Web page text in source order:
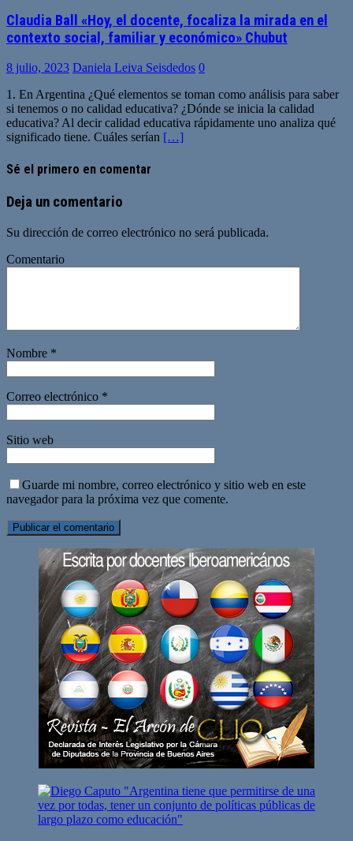
Claudia Ball «Hoy, el docente, focaliza la mirada en el
contexto social, familiar y económico» Chubut
8 julio, 2023 Daniela Leiva Seisdedos 0
1. En Argentina ¿Qué elementos se toman como análisis para saber
si tenemos o no calidad educativa? ¿Dónde se inicia la calidad
educativa? Al decir calidad educativa rápidamente uno analiza qué
significado tiene. Cuáles serían […]
Sé el primero en comentar
Deja un comentario
Su dirección de correo electrónico no será publicada.
Comentario
Nombre *
Correo electrónico *
Sitio web
Guarde mi nombre, correo electrónico y sitio web en este
navegador para la próxima vez que comente.